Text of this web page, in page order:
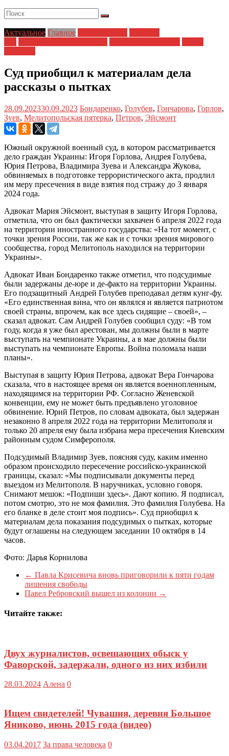
Актуальное Главное
Суд приобщил к материалам дела
рассказы о пытках
28.09.202330.09.2023 Бондаренко, Голубев, Гончарова, Горлов,
Зуев, Мелитопольская пятерка, Петров, Эйсмонт
Южный окружной военный суд, в котором рассматривается
дело граждан Украины: Игоря Горлова, Андрея Голубева,
Юрия Петрова, Владимира Зуева и Александра Жукова,
обвиняемых в подготовке террористического акта, продлил
им меру пресечения в виде взятия под стражу до 3 января
2024 года.
Адвокат Мария Эйсмонт, выступая в защиту Игоря Горлова,
отметила, что он был фактически захвачен 6 апреля 2022 года
на территории иностранного государства: «На тот момент, с
точки зрения России, так же как и с точки зрения мирового
сообщества, город Мелитополь находился на территории
Украины».
Адвокат Иван Бондаренко также отметил, что подсудимые
были задержаны де-юре и де-факто на территории Украины.
Его подзащитный Андрей Голубев преподавал детям кунг-фу.
«Его единственная вина, что он являлся и является патриотом
своей страны, впрочем, как все здесь сидящие – своей», –
сказал адвокат. Сам Андрей Голубев сообщил суду: «В том
году, когда я уже был арестован, мы должны были в марте
выступать на чемпионате Украины, а в мае должны были
выступать на чемпионате Европы. Война поломала наши
планы».
Выступая в защиту Юрия Петрова, адвокат Вера Гончарова
сказала, что в настоящее время он является военнопленным,
находящимся на территории РФ. Согласно Женевской
конвенции, ему не может быть предъявлено уголовное
обвинение. Юрий Петров, по словам адвоката, был задержан
незаконно 8 апреля 2022 года на территории Мелитополя и
только 20 апреля ему была избрана мера пресечения Киевским
районным судом Симферополя.
Подсудимый Владимир Зуев, поясняя суду, каким именно
образом происходило пересечение российско-украинской
границы, сказал: «Мы подписывали документы перед
выездом из Мелитополя. В наручниках, условно говоря.
Снимают мешок: «Подпиши здесь». Дают копию. Я подписал,
потом смотрю, это не моя фамилия. Это фамилия Голубева. На
его бланке в деле стоит моя подпись». Суд приобщил к
материалам дела показания подсудимых о пытках, которые
будут оглашены на следующем заседании 10 октября в 14
часов.
Фото: Дарья Корнилова
← Павла Крисевича вновь приговорили к пяти годам
лишения свободы
Павел Ребровский вышел из колонии →
Читайте также:
Двух журналистов, освещающих обыск у
Фаворской, задержали, одного из них избили
28.03.2024 Алена 0
Ищем свидетелей! Чувашия, деревня Большое
Яниково, июнь 2015 года (видео)
03.04.2017 За права человека 0